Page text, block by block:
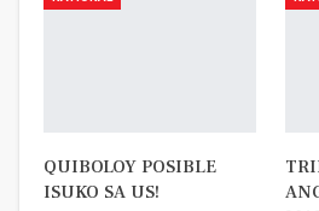
QUIBOLOY POSIBLE
ISUKO SA US!